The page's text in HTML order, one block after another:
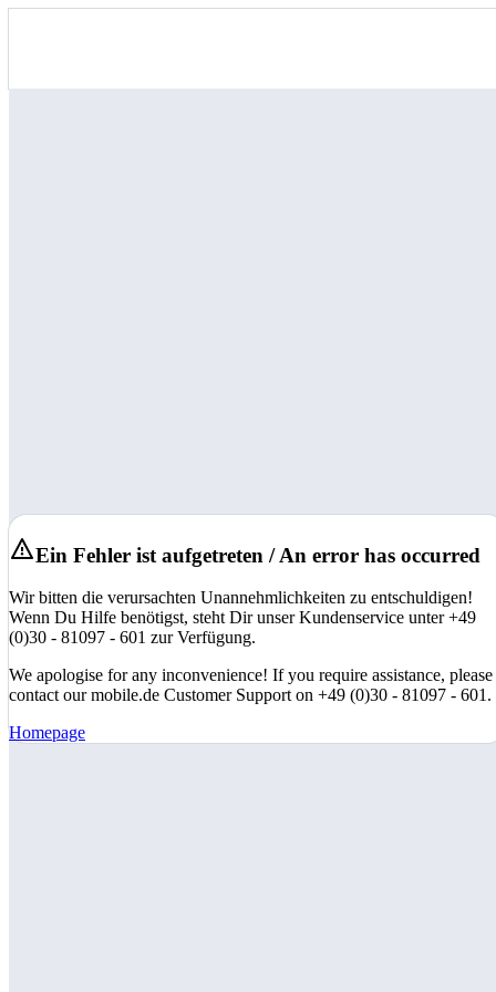
Ein Fehler ist aufgetreten / An error has occurred
Wir bitten die verursachten Unannehmlichkeiten zu entschuldigen!
Wenn Du Hilfe benötigst, steht Dir unser Kundenservice unter +49
(0)30 - 81097 - 601 zur Verfügung.
We apologise for any inconvenience! If you require assistance, please
contact our mobile.de Customer Support on +49 (0)30 - 81097 - 601.
Homepage